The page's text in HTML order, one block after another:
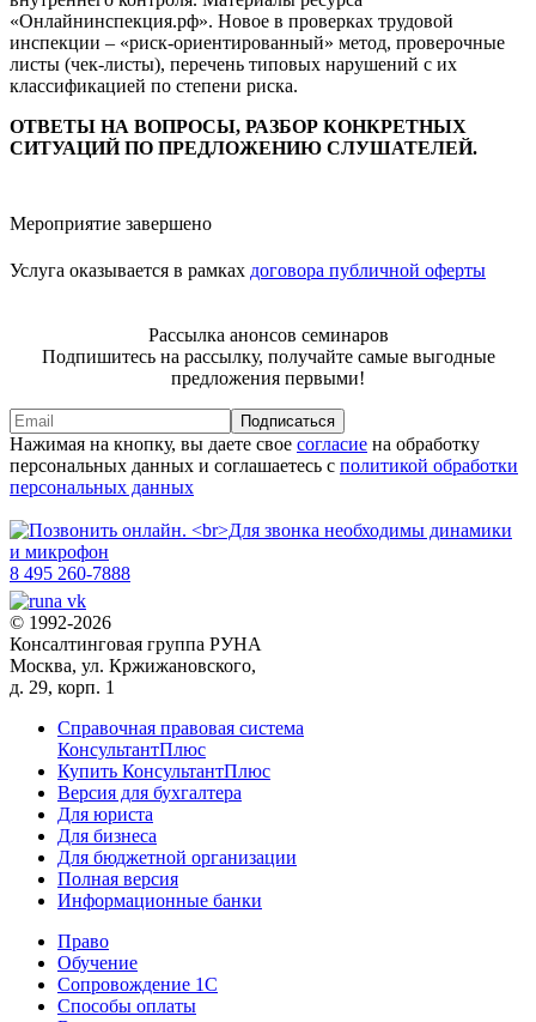
«Онлайнинспекция.рф». Новое в проверках трудовой
инспекции – «риск-ориентированный» метод, проверочные
листы (чек-листы), перечень типовых нарушений с их
классификацией по степени риска.
ОТВЕТЫ НА ВОПРОСЫ, РАЗБОР КОНКРЕТНЫХ
СИТУАЦИЙ ПО ПРЕДЛОЖЕНИЮ СЛУШАТЕЛЕЙ.
Мероприятие завершено
Услуга оказывается в рамках договора публичной оферты
Рассылка анонсов семинаров
Подпишитесь на рассылку, получайте самые выгодные
предложения первыми!
Подписаться
Нажимая на кнопку, вы даете свое согласие на обработку
персональных данных и соглашаетесь с политикой обработки
персональных данных
8 495 260-7888
© 1992-2026
Консалтинговая группа РУНА
Москва, ул. Кржижановского,
д. 29, корп. 1
Справочная правовая система
КонсультантПлюс
Купить КонсультантПлюс
Версия для бухгалтера
Для юриста
Для бизнеса
Для бюджетной организации
Полная версия
Информационные банки
Право
Обучение
Сопровождение 1С
Способы оплаты